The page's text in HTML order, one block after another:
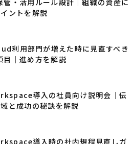
管・活用ルール設計｜組織の資産に
ントを解説
利用部門が増えた時に見直すべき
目｜進め方を解説
導入の社員向け説明会｜伝
と成功の秘訣を解説
導入時の社内規程見直しガ